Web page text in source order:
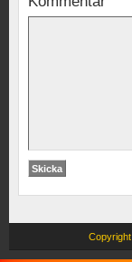
Copyright